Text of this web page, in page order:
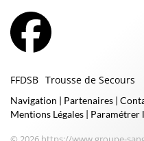
FFDSB Trousse de Secours
Navigation | Partenaires |
Mentions Légales | Paramétrer